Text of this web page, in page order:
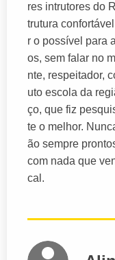
res intrutores do
trutura
r o possível para
os, sem falar no
nte, respeitador,
uto escola da
ço, que fiz
te o melhor.
ão sempre
com nada que
cal.